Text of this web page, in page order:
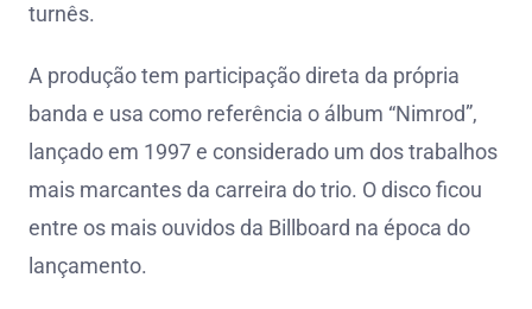
turnês.
A produção tem participação direta da própria
banda e usa como referência o álbum “Nimrod”,
lançado em 1997 e considerado um dos trabalhos
mais marcantes da carreira do trio. O disco ficou
entre os mais ouvidos da Billboard na época do
lançamento.